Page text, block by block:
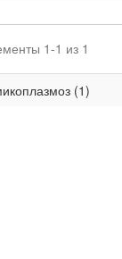
1-1 из 1
(1)